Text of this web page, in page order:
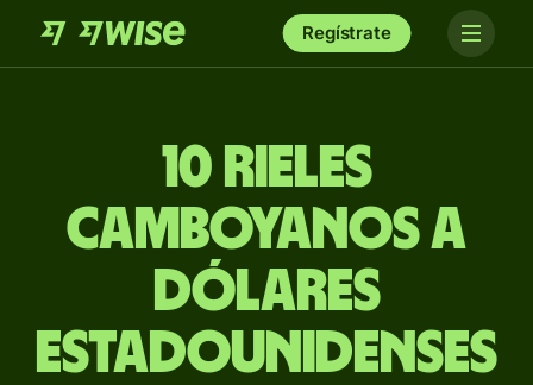
Regístrate
10 rieles
camboyanos a
dólares
estadounidenses